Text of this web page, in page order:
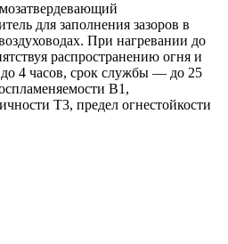
для заполнения зазоров в
При нагревании до
распространению огня и
4 часов, срок службы — до 25
В1,
Т3, предел огнестойкости